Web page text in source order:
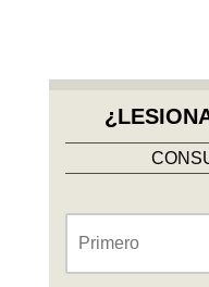
Nombre *